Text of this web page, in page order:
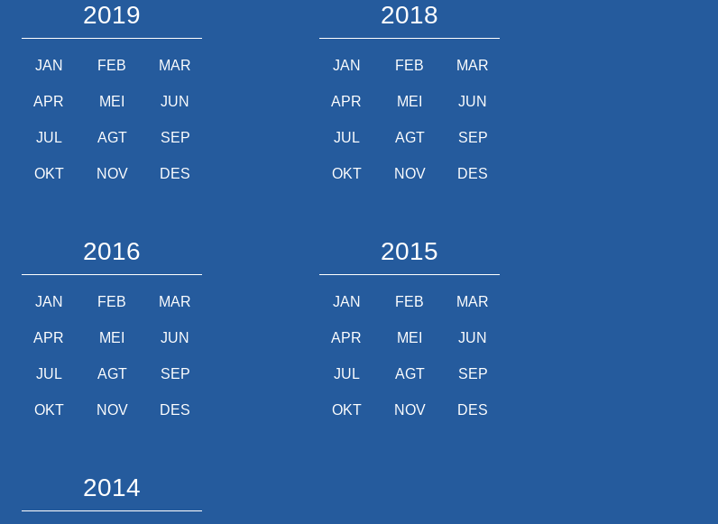
2019
JAN FEB MAR
APR MEI JUN
JUL AGT SEP
OKT NOV DES
2018
JAN FEB MAR
APR MEI JUN
JUL AGT SEP
OKT NOV DES
2016
JAN FEB MAR
APR MEI JUN
JUL AGT SEP
OKT NOV DES
2015
JAN FEB MAR
APR MEI JUN
JUL AGT SEP
OKT NOV DES
2014